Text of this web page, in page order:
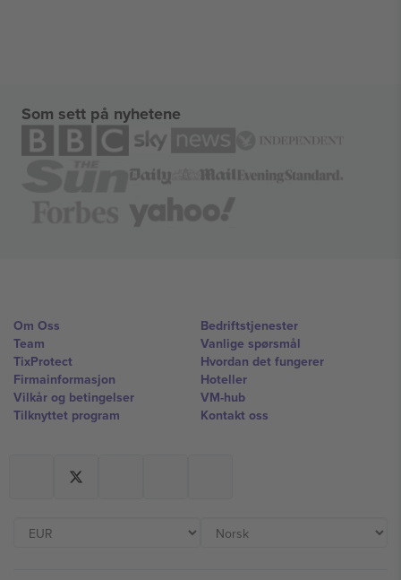
Som sett på nyhetene
Om Oss
Team
TixProtect
Firmainformasjon
Vilkår og betingelser
Tilknyttet program
Bedriftstjenester
Vanlige spørsmål
Hvordan det fungerer
Hoteller
VM-hub
Kontakt oss